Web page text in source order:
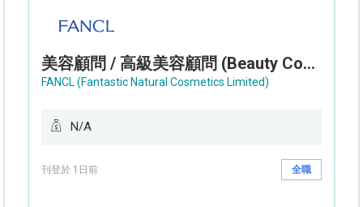
美容顧問 / 高級美容顧問 (Beauty Consultant / Senior Beauty Consultant)
FANCL (Fantastic Natural Cosmetics Limited)
N/A
刊登於 1日前 全職